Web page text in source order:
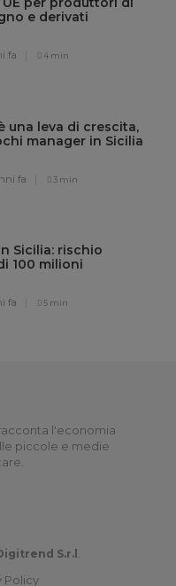
e derivati
fa 4 min
una leva di crescita,
manager in Sicilia
fa 3 min
Sicilia: rischio
100 milioni
fa 5 min
l'economia
piccole e medie
S.r.l
Policy